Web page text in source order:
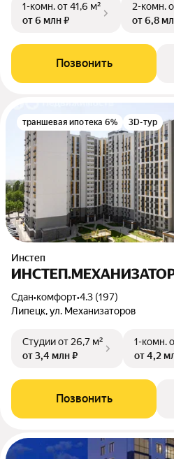
1-комн.от 41,6 м²
от 6 млн ₽
2-комн.
от 6,8
Позвонить
траншевая ипотека 6% 3D-тур
Инстеп
Сдан•комфорт•4.3 (197)
Липецк, ул. Механизаторов
Студииот 26,7 м²
от 3,4 млн ₽
1-комн.
от 4,2
Позвонить